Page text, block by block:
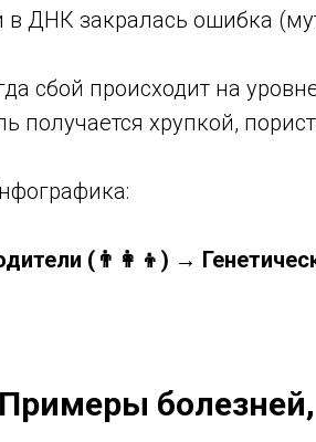
в ДНК закралась ошибка
сбой происходит на
получается хрупкой,
(👨‍👩‍👦) →